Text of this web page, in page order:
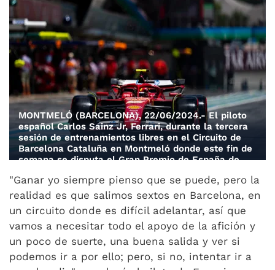
MONTMELÓ (BARCELONA), 22/06/2024.- El piloto
español Carlos Sainz Jr, Ferrari, durante la tercera
sesión de entrenamientos libres en el Circuito de
Barcelona Cataluña en Montmeló donde este fin de
semana se disputa el Gran Premio de España de
"Ganar yo siempre pienso que se puede, pero la
realidad es que salimos sextos en Barcelona, en
un circuito donde es difícil adelantar, así que
vamos a necesitar todo el apoyo de la afición y
un poco de suerte, una buena salida y ver si
podemos ir a por ello; pero, si no, intentar ir a